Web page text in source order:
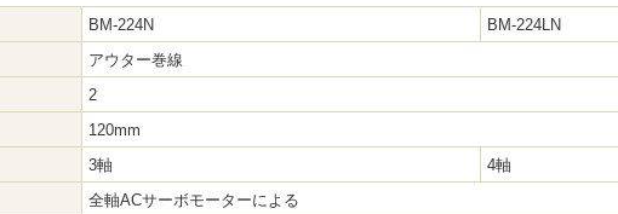
BM-224N
BM-224LN
アウター巻線
2
120mm
3軸
4軸
全軸ACサーボモーターによる